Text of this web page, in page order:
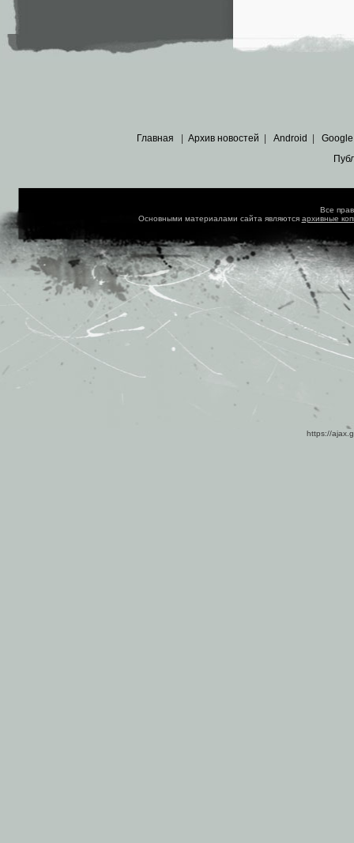
Главная Архив новостей Android Google
Все
Основными материалами сайта являются архивные
https://